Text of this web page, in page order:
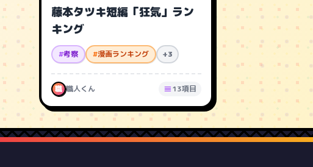
藤本タツキ短編「狂気」ラン
キング
#考察 #漫画ランキング +3
職 職人くん 13項目